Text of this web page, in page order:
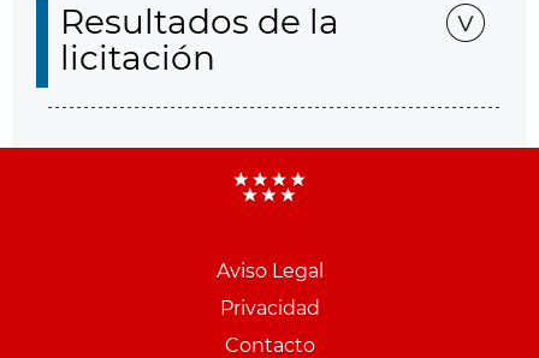
Resultados de la
licitación
Aviso Legal
Privacidad
Contacto